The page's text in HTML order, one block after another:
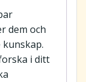
dem och
i ditt